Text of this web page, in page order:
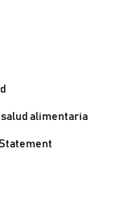
alimentaria
página